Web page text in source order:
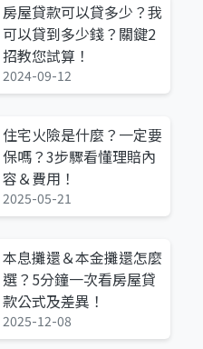
房屋貸款可以貸多少？我
可以貸到多少錢？關鍵2
招教您試算！
2024-09-12
住宅火險是什麼？一定要
保嗎？3步驟看懂理賠內
容＆費用！
2025-05-21
本息攤還＆本金攤還怎麼
選？5分鐘一次看房屋貸
款公式及差異！
2025-12-08